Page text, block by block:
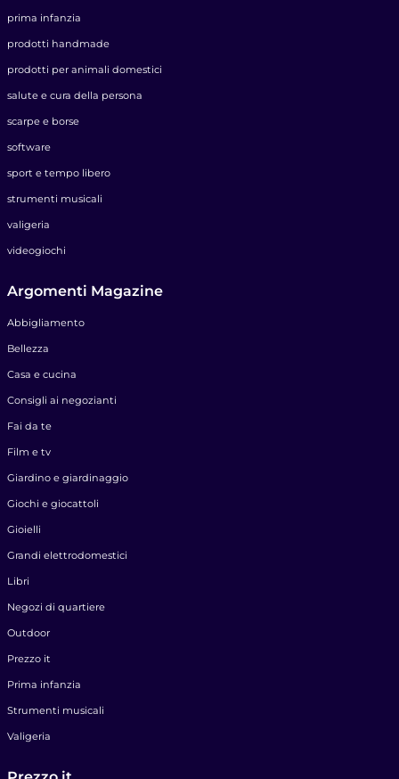
prima infanzia
prodotti handmade
prodotti per animali domestici
salute e cura della persona
scarpe e borse
software
sport e tempo libero
strumenti musicali
valigeria
videogiochi
Argomenti Magazine
Abbigliamento
Bellezza
Casa e cucina
Consigli ai negozianti
Fai da te
Film e tv
Giardino e giardinaggio
Giochi e giocattoli
Gioielli
Grandi elettrodomestici
Libri
Negozi di quartiere
Outdoor
Prezzo it
Prima infanzia
Strumenti musicali
Valigeria